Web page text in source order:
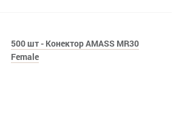
500 шт - Конектор AMASS MR30
Female